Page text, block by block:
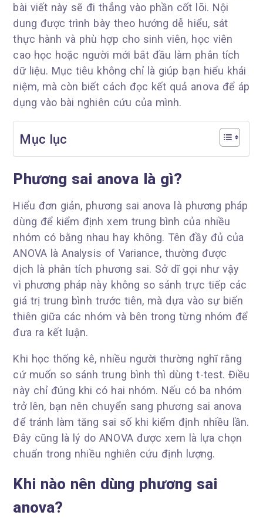
bài viết này sẽ đi thẳng vào phần cốt lõi. Nội
dung được trình bày theo hướng dễ hiểu, sát
thực hành và phù hợp cho sinh viên, học viên
cao học hoặc người mới bắt đầu làm phân tích
dữ liệu. Mục tiêu không chỉ là giúp bạn hiểu khái
niệm, mà còn biết cách đọc kết quả anova để áp
dụng vào bài nghiên cứu của mình.
Mục lục
Phương sai anova là gì?
Hiểu đơn giản, phương sai anova là phương pháp
dùng để kiểm định xem trung bình của nhiều
nhóm có bằng nhau hay không. Tên đầy đủ của
ANOVA là Analysis of Variance, thường được
dịch là phân tích phương sai. Sở dĩ gọi như vậy
vì phương pháp này không so sánh trực tiếp các
giá trị trung bình trước tiên, mà dựa vào sự biến
thiên giữa các nhóm và bên trong từng nhóm để
đưa ra kết luận.
Khi học thống kê, nhiều người thường nghĩ rằng
cứ muốn so sánh trung bình thì dùng t-test. Điều
này chỉ đúng khi có hai nhóm. Nếu có ba nhóm
trở lên, bạn nên chuyển sang phương sai anova
để tránh làm tăng sai số khi kiểm định nhiều lần.
Đây cũng là lý do ANOVA được xem là lựa chọn
chuẩn trong nhiều nghiên cứu định lượng.
Khi nào nên dùng phương sai
anova?